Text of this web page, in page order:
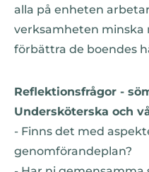
alla på enheten
verksamheten
förbättra de boendes
Reflektionsfrågor -
Undersköterska och
- Finns det med
genomförandeplan?